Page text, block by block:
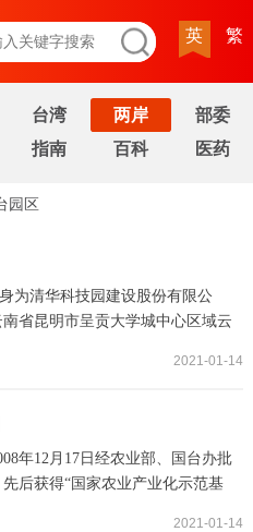
英 繁
台湾 两岸
部委
指南 百科 医药
园区
为清华科技园建设股份有限公
省昆明市呈贡大学城中心区域云
2021-01-14
年12月17日经农业部、国台办批
后获得“国家农业产业化示范基
2021-01-14